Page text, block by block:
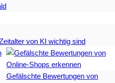
von KI wichtig sind
Gefälschte Bewertungen von